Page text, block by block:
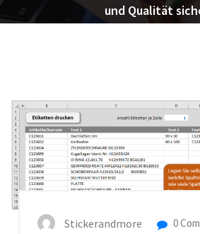
und Qualität
Stickerandmore 0